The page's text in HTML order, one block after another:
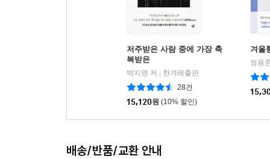
저주받은 사람 중에 가장 축
복받은
박지영 저
한겨레출판
28건
15,120원 (10% 할인)
겨울
정용
배송/반품/교환 안내